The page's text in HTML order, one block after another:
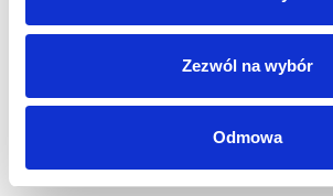
Zezwól na wybór
Odmowa